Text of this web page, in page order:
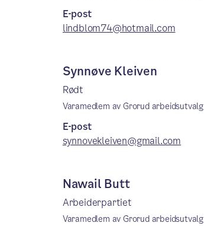
E-post
lindblom74@hotmail.com
Synnøve Kleiven
Rødt
Varamedlem av Grorud arbeidsutvalg
E-post
synnovekleiven@gmail.com
Nawail Butt
Arbeiderpartiet
Varamedlem av Grorud arbeidsutvalg